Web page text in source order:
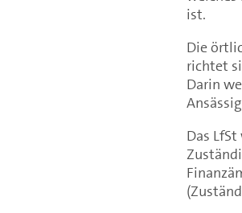
ist.
Die
richtet
Darin
Das